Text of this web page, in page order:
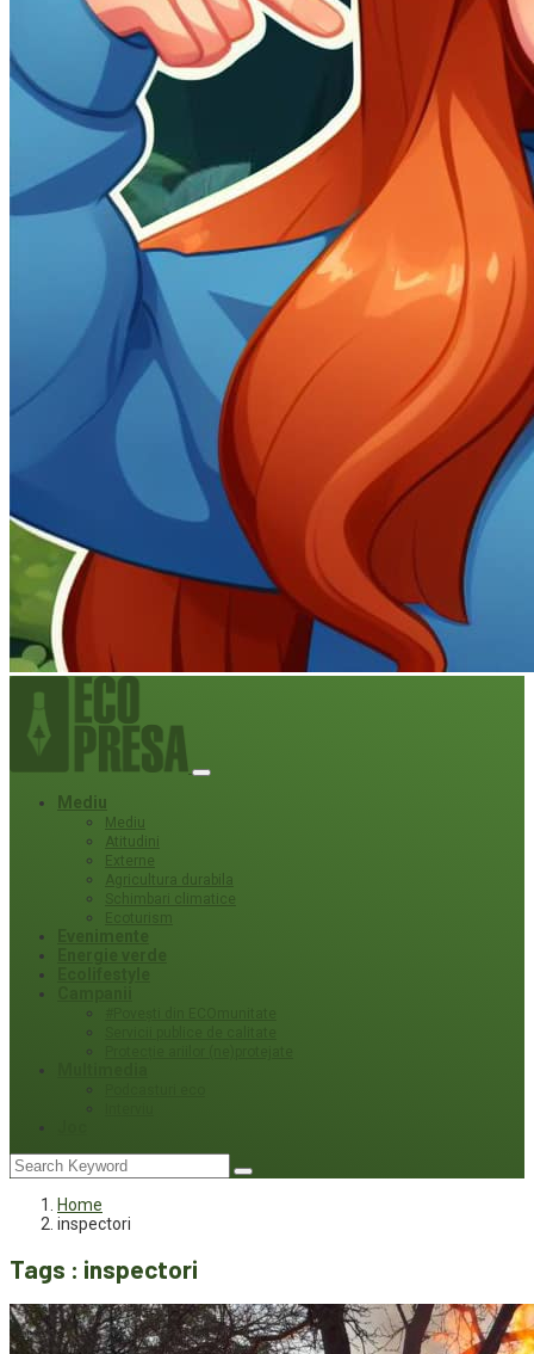
Mediu
Mediu
Atitudini
Externe
Agricultura durabila
Schimbari climatice
Ecoturism
Home
inspectori
Tags : inspectori